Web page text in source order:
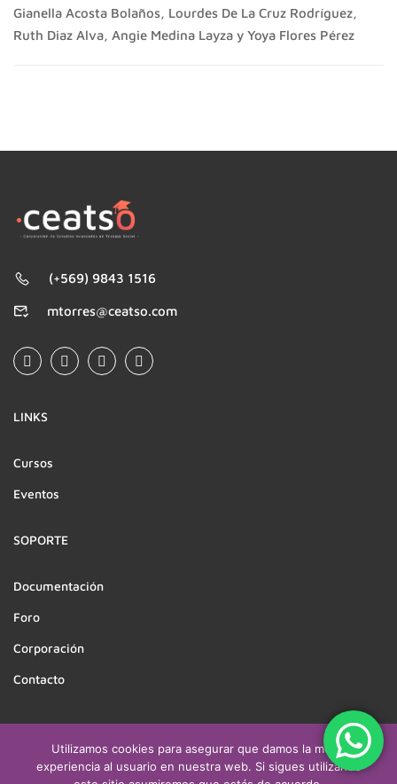
Gianella Acosta Bolaños, Lourdes De La Cruz Rodríguez,
Ruth Diaz Alva, Angie Medina Layza y Yoya Flores Pérez
(+569) 9843 1516
mtorres@ceatso.com
LINKS
Cursos
Eventos
SOPORTE
Documentación
Foro
Corporación
Contacto
Derechos reservados a CEATSO | Desarrollado por
Utilizamos cookies para asegurar que damos la mejor
experiencia al usuario en nuestra web. Si sigues utilizando